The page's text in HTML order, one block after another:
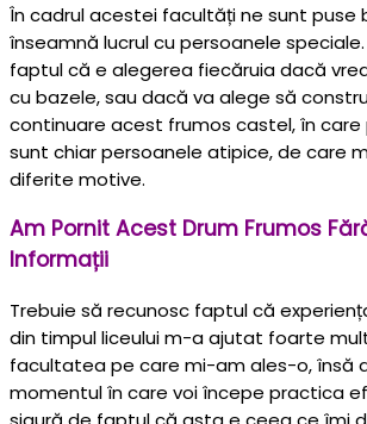
În cadrul acestei facultăți ne sunt puse
înseamnă lucrul cu persoanele
faptul că e alegerea fiecăruia dacă
cu bazele, sau dacă va alege să
continuare acest frumos castel, în care
sunt chiar persoanele atipice, de care
diferite motive.
Am Pornit Acest Drum Frumos
Informații
Trebuie să recunosc faptul că
din timpul liceului m-a ajutat foarte
facultatea pe care mi-am ales-o, însă
momentul în care voi începe practica